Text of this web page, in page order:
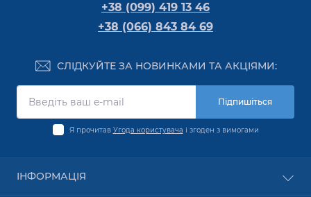
+38 (099) 419 13 46
+38 (066) 843 84 69
СЛІДКУЙТЕ ЗА НОВИНКАМИ ТА АКЦІЯМИ:
Підпишіться
Я прочитав Угода користувача і згоден з вимогами
ІНФОРМАЦІЯ